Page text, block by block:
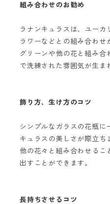
組み合わせのお勧め
ラナンキュラスは、ユーカ
ラワーなどとの組み合わせ
グリーンや他の花と組み合
で洗練された雰囲気が生ま
飾り方、生け方のコツ
シンプルなガラスの花瓶に
キュラスの美しさが際立ち
他の花々と組み合わせるこ
出すことができます。
長持ちさせるコツ